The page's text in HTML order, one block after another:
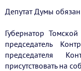
Депутат Думы обязан
Губернатор
председатель
председателя
присутствовать на